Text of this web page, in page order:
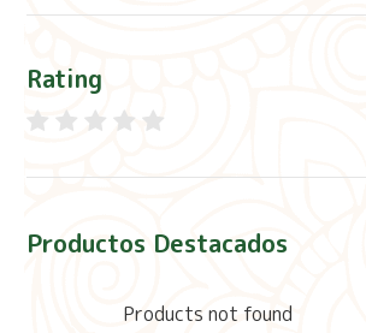
Rating
Productos Destacados
Products not found